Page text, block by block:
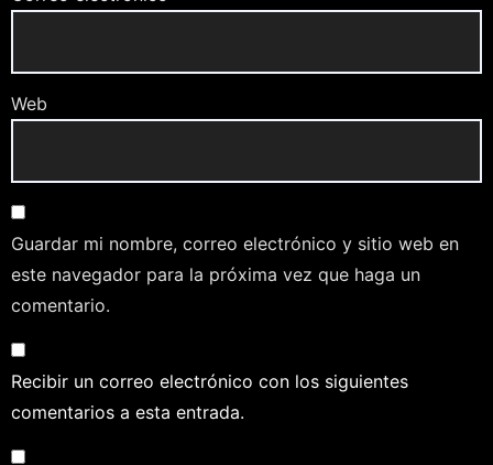
Web
Guardar mi nombre, correo electrónico y sitio web en
este navegador para la próxima vez que haga un
comentario.
Recibir un correo electrónico con los siguientes
comentarios a esta entrada.